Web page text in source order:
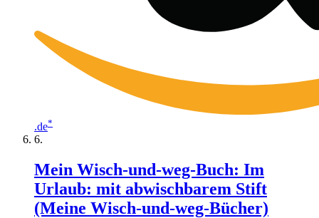
.de*
Mein Wisch-und-weg-Buch: Im
Urlaub: mit abwischbarem Stift
(Meine Wisch-und-weg-Bücher)